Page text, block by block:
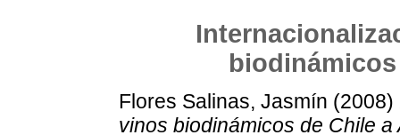
Flores Salinas, Jasmín (2008)
vinos biodinámicos de Chile a